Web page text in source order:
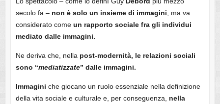
secolo fa – non è solo un insieme di immagini, ma va
considerato come un rapporto sociale fra gli individui
mediato dalle immagini.
Ne deriva che, nellapost-modernità, le relazioni sociali
sono “mediatizzate” dalle immagini.
Immagini che giocano un ruolo essenziale nella definizione
della vita sociale e culturale e, per conseguenza, nella